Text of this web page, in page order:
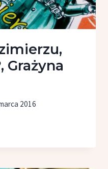
Grażyna
2016